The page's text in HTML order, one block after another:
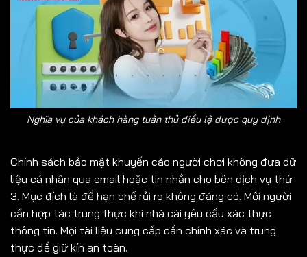
Nghĩa vụ của khách hàng tuân thủ điều lệ được quy định
Chính sách bảo mật khuyến cáo người chơi không đưa dữ
liệu cá nhân qua email hoặc tin nhắn cho bên dịch vụ thứ
3. Mục đích là để hạn chế rủi ro không đáng có. Mỗi người
cần hợp tác trung thực khi nhà cái yêu cầu xác thực
thông tin. Mọi tài liệu cung cấp cần chính xác và trung
thực để giữ kín an toàn.